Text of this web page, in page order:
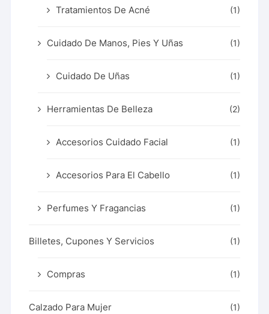
Tratamientos De Acné (1)
Cuidado De Manos, Pies Y Uñas (1)
Cuidado De Uñas (1)
Herramientas De Belleza (2)
Accesorios Cuidado Facial (1)
Accesorios Para El Cabello (1)
Perfumes Y Fragancias (1)
Billetes, Cupones Y Servicios (1)
Compras (1)
Calzado Para Mujer (1)